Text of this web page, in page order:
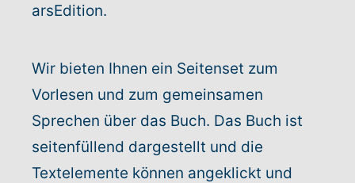
arsEdition.
Wir bieten Ihnen ein Seitenset zum
Vorlesen und zum gemeinsamen
Sprechen über das Buch. Das Buch ist
seitenfüllend dargestellt und die
Textelemente können angeklickt und